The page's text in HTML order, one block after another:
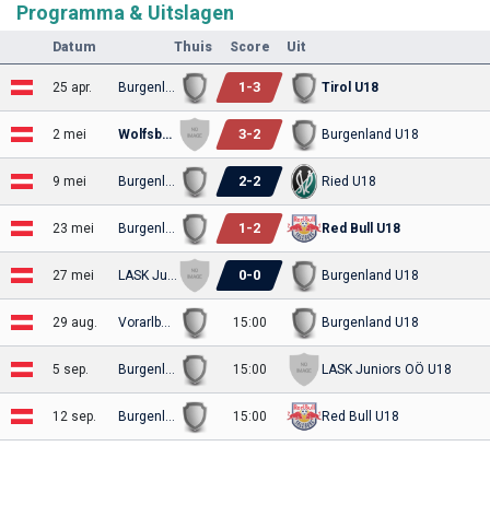
Programma & Uitslagen
Datum Thuis Score Uit
25 apr. Burgenland U18 1 -3 Tirol U18
2 mei Wolfsberger AC U18 3-2 Burgenland U18
9 mei Burgenland U18 2-2 Ried U18
23 mei Burgenland U18 1 -2 Red Bull U18
27 mei LASK Juniors OÖ U18 0-0 Burgenland U18
29 aug. Vorarlberg U18 15:00 Burgenland U18
5 sep. Burgenland U18 15:00 LASK Juniors OÖ U18
12 sep. Burgenland U18 15:00 Red Bull U18